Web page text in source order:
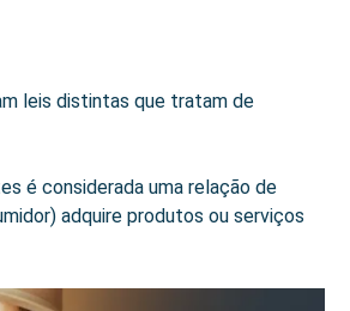
leis distintas que tratam de
é considerada uma relação de
adquire produtos ou serviços